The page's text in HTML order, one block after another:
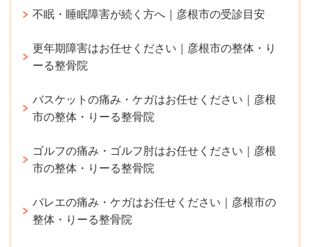
不眠・睡眠障害が続く方へ｜彦根市の受診目安
更年期障害はお任せください｜彦根市の整体・り
ーる整骨院
バスケットの痛み・ケガはお任せください｜彦根
市の整体・りーる整骨院
ゴルフの痛み・ゴルフ肘はお任せください｜彦根
市の整体・りーる整骨院
バレエの痛み・ケガはお任せください｜彦根市の
整体・りーる整骨院